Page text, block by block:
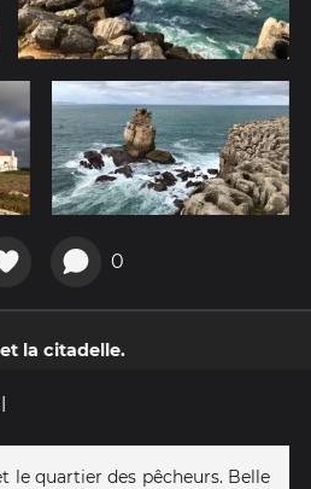
0
la citadelle.
le quartier des pêcheurs. Belle